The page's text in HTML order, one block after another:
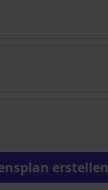
erstellen